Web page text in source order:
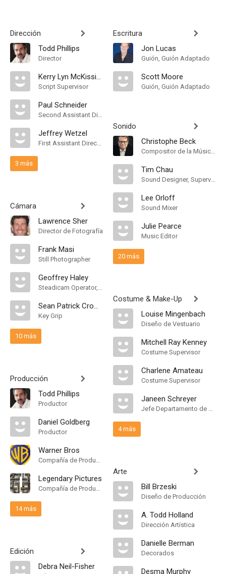
Dirección
Todd Phillips
Director
Kerry Lyn McKissick
Script Supervisor
Paul Schneider
Second Assistant Director
Jeffrey Wetzel
First Assistant Director
3 más
Cámara
Lawrence Sher
Director de Fotografía
Frank Masi
Still Photographer
Geoffrey Haley
Steadicam Operator, "B" Camera Operator
Sean Patrick Crowell
Key Grip
10 más
Producción
Todd Phillips
Productor
Daniel Goldberg
Productor
Warner Bros
Compañía de Produccion
Legendary Pictures
Compañía de Produccion
14 más
Edición
Debra Neil-Fisher
Escritura
Jon Lucas
Guión, Guión Adaptado
Scott Moore
Guión, Guión Adaptado
Sonido
Christophe Beck
Compositor de la Música Original
Tim Chau
Sound Designer, Supervising Sound Editor, Mezclador de Re-Grabación de Sonido
Lee Orloff
Sound Mixer
Julie Pearce
Music Editor
20 más
Costume & Make-Up
Louise Mingenbach
Diseño de Vestuario
Mitchell Ray Kenney
Costume Supervisor
Charlene Amateau
Costume Supervisor
Janeen Schreyer
Jefe Departamento de Maquillaje
4 más
Arte
Bill Brzeski
Diseño de Producción
A. Todd Holland
Dirección Artística
Danielle Berman
Decorados
Desma Murphy